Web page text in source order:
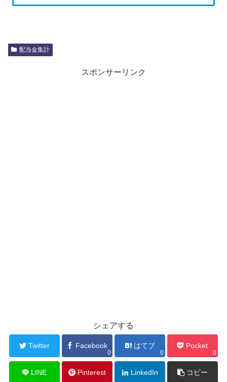
配当金集計
スポンサーリンク
シェアする
Twitter Facebook
0
はてブ
0
Pocket
0
LINE Pinterest LinkedIn コピー